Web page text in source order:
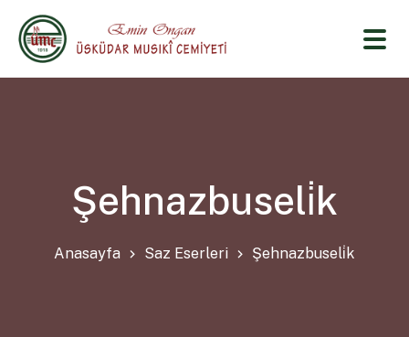
Şehnazbuseli̇k
Anasayfa Saz Eserleri Şehnazbuseli̇k